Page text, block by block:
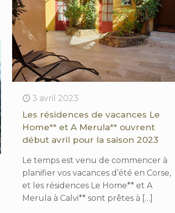
3 avril 2023
Les résidences de vacances Le
Home** et A Merula** ouvrent
début avril pour la saison 2023
Le temps est venu de commencer à
planifier vos vacances d’été en Corse,
et les résidences Le Home** et A
Merula à Calvi** sont prêtes à […]